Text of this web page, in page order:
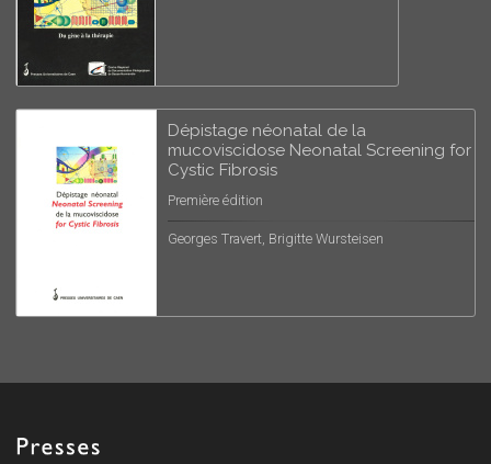
Dépistage néonatal de la
mucoviscidose Neonatal Screening for
Cystic Fibrosis
Première édition
Georges Travert, Brigitte Wursteisen